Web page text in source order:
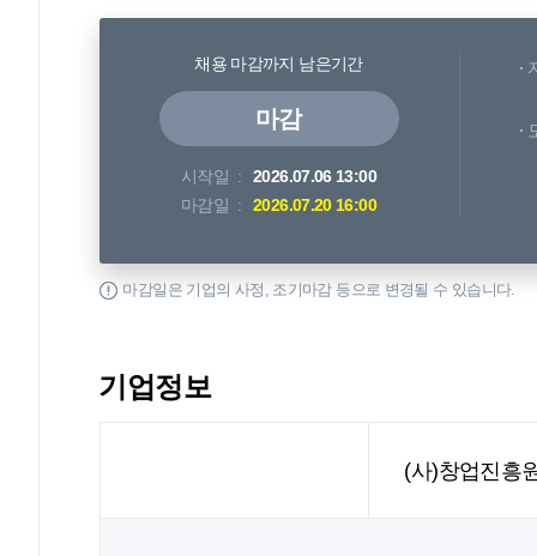
채용 마감까지 남은기간
마감
시작일
2026.07.06 13:00
마감일
2026.07.20 16:00
마감일은 기업의 사정, 조기마감 등으로 변경될 수 있습니다.
기업정보
(사)창업진흥